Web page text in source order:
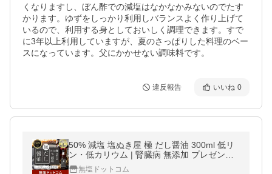
くなりますし、ぼん酢での減塩はなかなかみないのでたす
かります。ゆずをしっかり利用しバランスよく作り上げて
いるので、利用する身としておいしく調理できます。すで
に3年以上利用していますが、夏のさっぱりした料理のベー
スになっています。父にかかせない調味料です。
違反報告 いいね 0
50% 減塩 塩ぬき屋 極 だし醤油 300ml 低リ
ン・低カリウム | 腎臓病 無添加 プレゼント
ギフト しょうゆ おすすめ お中元 低塩
無塩ドットコム